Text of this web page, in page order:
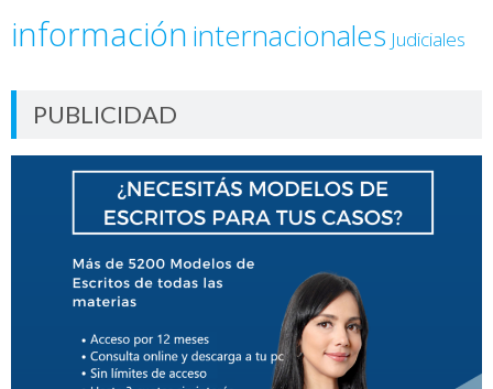
información internacionales Judiciales
PUBLICIDAD